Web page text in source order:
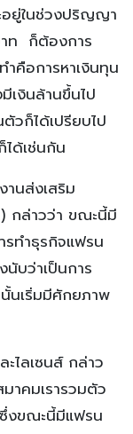
อยู่ในช่วงปริญญา
ท ก็ต้องการ
คือการหาเงินทุน
เงินล้านขึ้นไป
วก็ได้เปรียบไป
ด้เช่นกัน
นส่งเสริม
กล่าวว่า ขณะนี้มี
ทำธุรกิจแฟรน
บว่าเป็นการ
นเริ่มมีศักยภาพ
ไลเซนส์ กล่าว
าคมเรารวมตัว
งขณะนี้มีแฟรน